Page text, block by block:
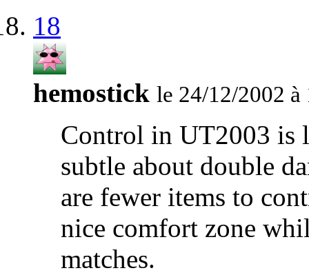
18
hemostick le 24/12/2002 à
Control in UT2003 is
subtle about double
are fewer items to
nice comfort zone
matches.